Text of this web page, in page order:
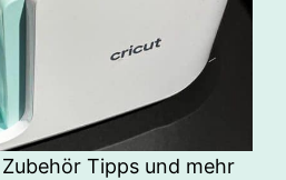
Tipps und mehr